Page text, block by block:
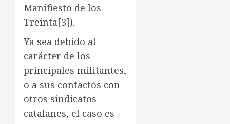
Manifiesto de los
Treinta[3]).
Ya sea debido al
carácter de los
principales militantes,
o a sus contactos con
otros sindicatos
catalanes, el caso es